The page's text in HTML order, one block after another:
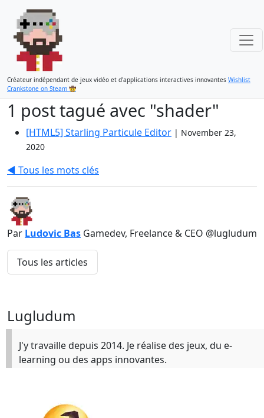
Créateur indépendant de jeux vidéo et d'applications interactives innovantes Wishlist
Crankstone on Steam 🤠
1 post tagué avec "shader"
[HTML5] Starling Particule Editor | November 23,
2020
◀️ Tous les mots clés
Par Ludovic Bas Gamedev, Freelance & CEO @lugludum
Tous les articles
Lugludum
J'y travaille depuis 2014. Je réalise des jeux, du e-
learning ou des apps innovantes.